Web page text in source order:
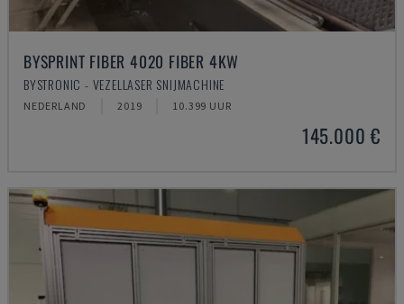
BYSPRINT FIBER 4020 FIBER 4KW
BYSTRONIC - VEZELLASER SNIJMACHINE
NEDERLAND 2019 10.399 UUR
145.000 €